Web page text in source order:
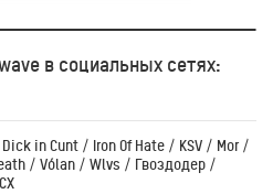
в социальных сетях:
Dick in Cunt / Iron Of Hate / KSV / Mor /
/ Vólan / Wlvs / Гвоздодер /
СХ